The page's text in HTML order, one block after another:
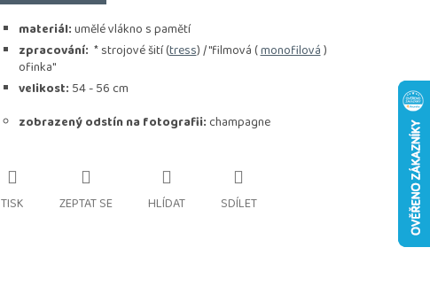
materiál:umělé vlákno s pamětí
zpracování: * strojové šití (tress) / "filmová (monofilová)
ofinka"
velikost: 54 - 56 cm
zobrazený odstín na fotografii: champagne
TISK ZEPTAT SE HLÍDAT SDÍLET